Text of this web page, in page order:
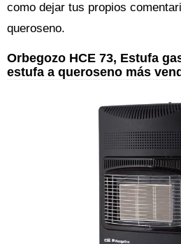
como dejar tus propios
queroseno.
Orbegozo HCE 73, Estufa
estufa a queroseno más